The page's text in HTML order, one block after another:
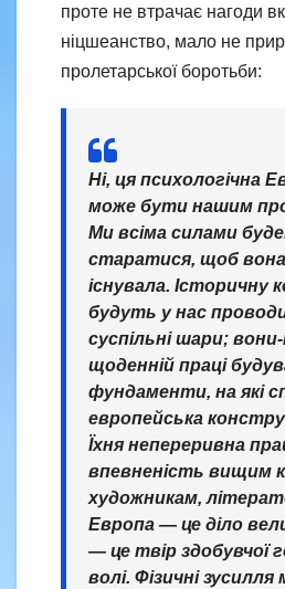
проте не втрачає нагоди
ніцшеанство, мало не
пролетарської боротьби:
Ні, ця психологічна
може бути нашим
Ми всіма силами
старатися, щоб
існувала. Історичну
будуть у нас
суспільні шари;
щоденній праці
фундаменти, на які
европейська
Їхня непереривна
впевненість вищим
художникам,
Европа — це діло
— це твір здобувчої
волі. Фізичні зусилля